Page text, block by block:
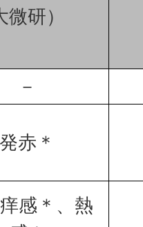
微研）​​​​
－
発赤＊
感＊、熱